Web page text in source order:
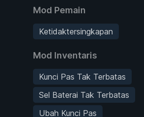
Mod Pemain
Ketidaktersingkapan
Mod Inventaris
Kunci Pas Tak Terbatas
Sel Baterai Tak Terbatas
Ubah Kunci Pas